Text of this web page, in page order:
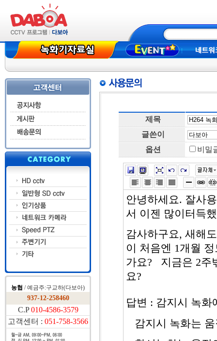
'
농협 / 예금주:구교하(다보아)
937-12-258460
C.P010-4586-3579
고객센터 : 051-758-3566
제목
글쓴이
옵션
비